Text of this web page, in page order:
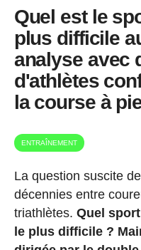
Quel est le
plus difficile
analyse avec
d'athlètes
la course à
ENTRAÎNEMENT
La question suscite
décennies entre
triathlètes. Quel
le plus difficile ?